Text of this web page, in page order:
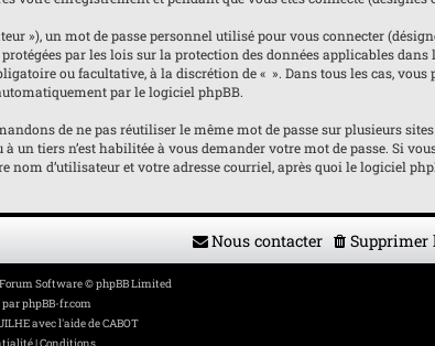
un mot de passe personnel utilisé pour vous connecter
par les lois sur la protection des données applicables
ou facultative, à la discrétion de « ». Dans tous les cas,
par le logiciel phpBB.
de ne pas réutiliser le même mot de passe sur plusieurs
un tiers n’est habilitée à vous demander votre mot de passe. Si
d’utilisateur et votre adresse courriel, après quoi le logiciel
Supprimer
Nous contacter
Software © phpBB Limited
phpBB-fr.com
avec l'aide de CABOT